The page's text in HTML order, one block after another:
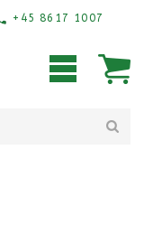
+45 8617 1007